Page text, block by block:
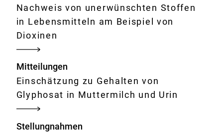
Nachweis von unerwünschten Stoffen
in Lebensmitteln am Beispiel von
Dioxinen
Mitteilungen
Einschätzung zu Gehalten von
Glyphosat in Muttermilch und Urin
Stellungnahmen